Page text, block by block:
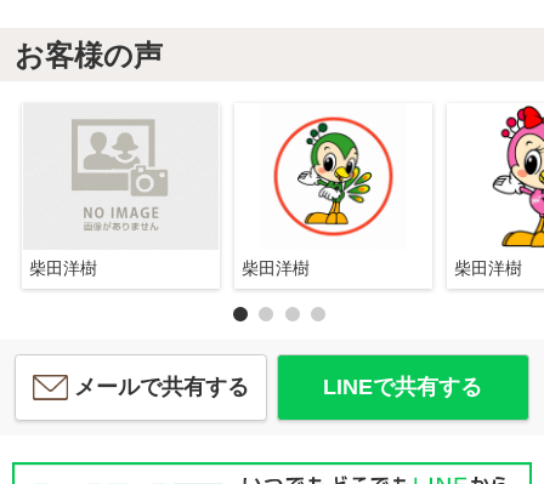
お客様の声
柴田洋樹 柴田洋樹 柴田洋樹
メールで共有する LINEで共有する